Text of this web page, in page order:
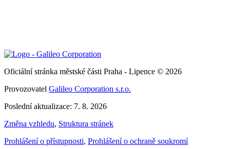
Oficiální stránka městské části Praha - Lipence © 2026
Provozovatel Galileo Corporation s.r.o.
Poslední aktualizace: 7. 8. 2026
Změna vzhledu, Struktura stránek
Prohlášení o přístupnosti, Prohlášení o ochraně soukromí